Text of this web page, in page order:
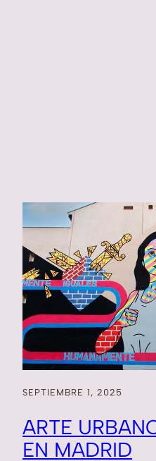
SEPTIEMBRE 1, 2025
ARTE
EN MADRID